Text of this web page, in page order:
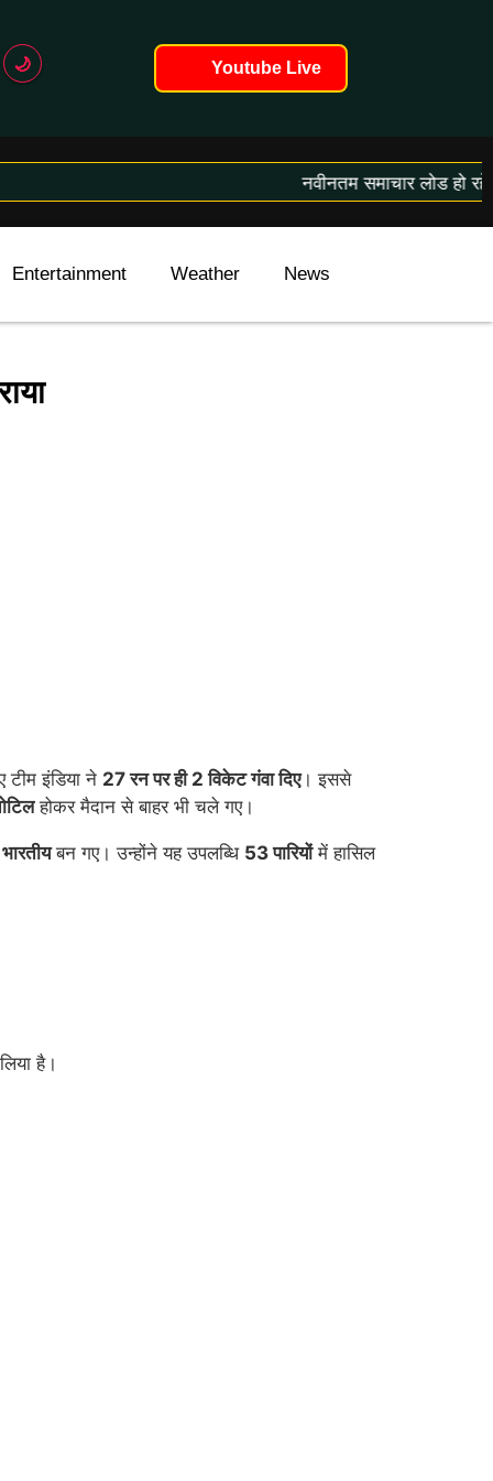
🌙 Youtube Live
नवीनतम समाचार लोड हो रहे
Entertainment Weather News
इंडिया ने 27 रन पर ही 2 विकेट गंवा दिए। इससे
होकर मैदान से बाहर भी चले गए।
बन गए। उन्होंने यह उपलब्धि 53 पारियोंमें हासिल
है।